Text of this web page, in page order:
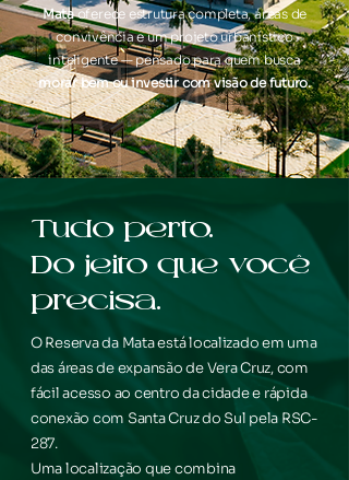
Mataoferece estrutura completa, áreas de
convivência e um projeto urbanístico
inteligente — pensado para quem busca
morar bem ou investir com visão de futuro.
Tudo perto.
Do jeito que você
precisa.
O Reserva da Mata está localizado em uma
das áreas de expansão de Vera Cruz, com
fácil acesso ao centro da cidade e rápida
conexão com Santa Cruz do Sul pela RSC-
287.
Uma localização que combina